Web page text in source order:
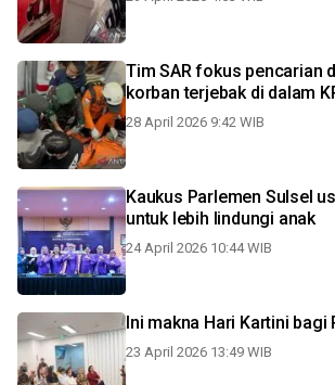
Tim SAR fokus pencarian
korban terjebak di dalam
28 April 2026 9:42 WIB
Kaukus Parlemen Sulsel
untuk lebih lindungi anak
24 April 2026 10:44 WIB
Ini makna Hari Kartini bagi
23 April 2026 13:49 WIB